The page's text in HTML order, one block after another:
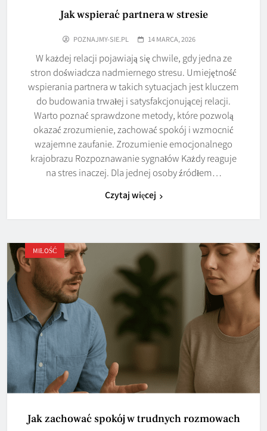
Jak wspierać partnera w stresie
POZNAJMY-SIE.PL 14 MARCA, 2026
W każdej relacji pojawiają się chwile, gdy jedna ze
stron doświadcza nadmiernego stresu. Umiejętność
wspierania partnera w takich sytuacjach jest kluczem
do budowania trwałej i satysfakcjonującej relacji.
Warto poznać sprawdzone metody, które pozwolą
okazać zrozumienie, zachować spokój i wzmocnić
wzajemne zaufanie. Zrozumienie emocjonalnego
krajobrazu Rozpoznawanie sygnałów Każdy reaguje
na stres inaczej. Dla jednej osoby źródłem…
Czytaj więcej
MIŁOŚĆ
Jak zachować spokój w trudnych rozmowach